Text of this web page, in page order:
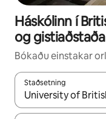
Háskólinn í
og
Bókaðu einstakar
Staðsetning
Þegar niðurstöður